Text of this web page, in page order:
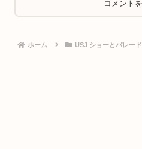
ホーム USJ ショーとパレード